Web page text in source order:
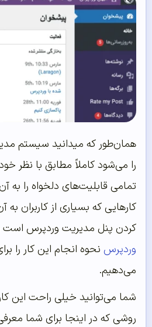
همان‌طور که میدانید سیستم
را می‌شود کاملاً مطابق با نظر
تمامی قابلیت‌های دلخواه را به
کارهایی که بسیاری از کاربران
کردن پنل مدیریت وردپرس است
وردپرس نحوه انجام این کار را
می‌دهیم.
شما می‌توانید خیلی راحت این کار
روشی که در اینجا برای شما